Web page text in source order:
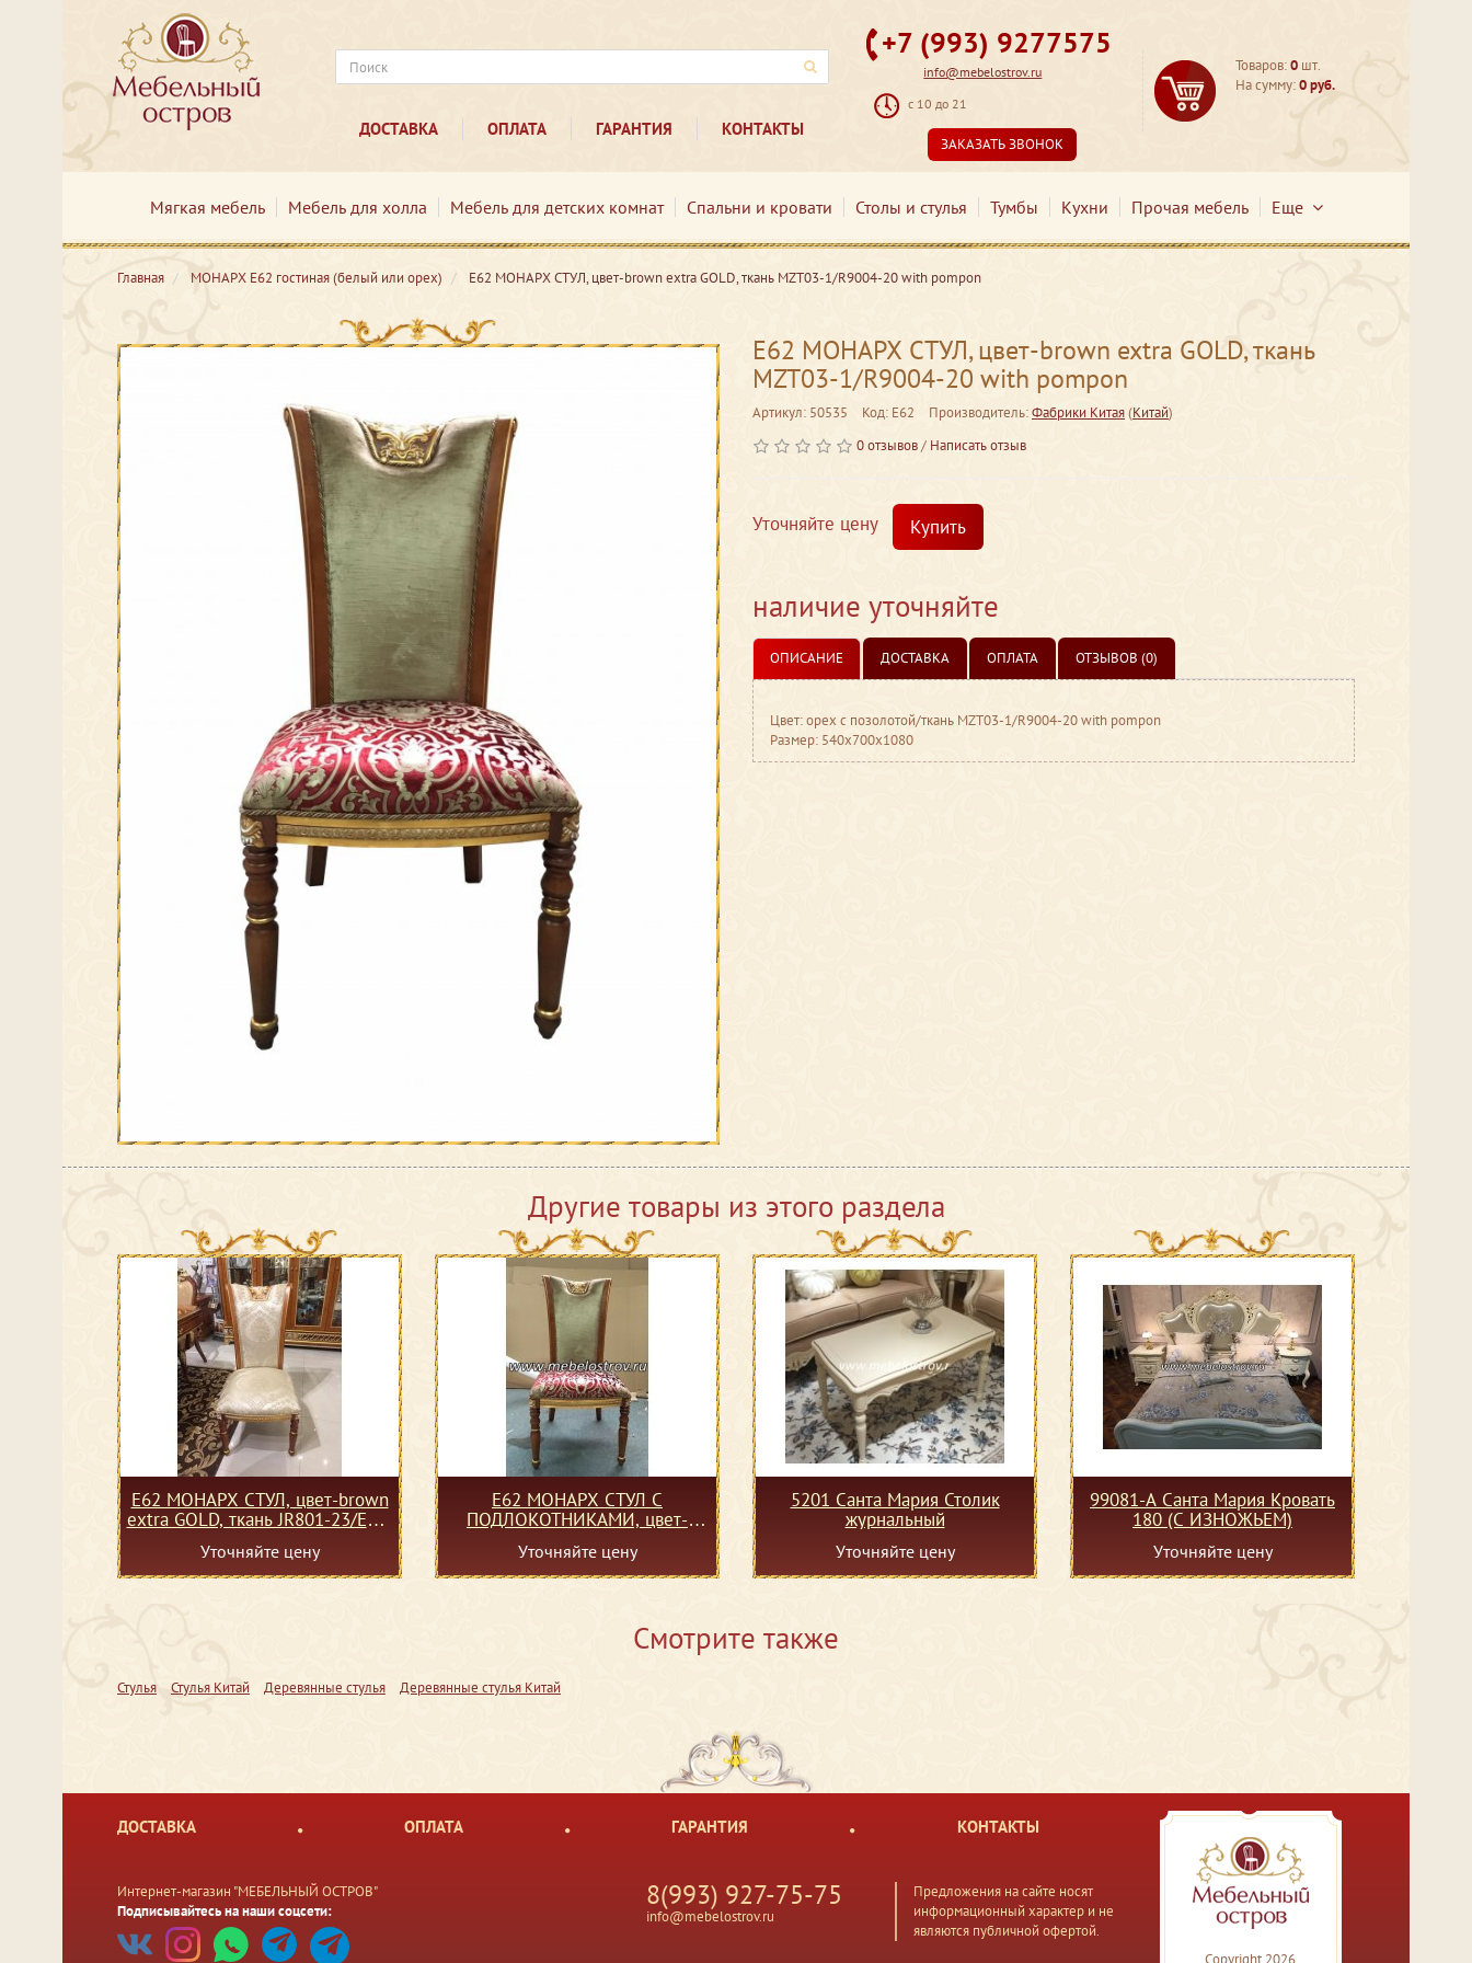
ДОСТАВКА ОПЛАТА ГАРАНТИЯ КОНТАКТЫ
+7 (993) 9277575
info@mebelostrov.ru
с 10 до 21
ЗАКАЗАТЬ ЗВОНОК
Товаров:0 шт.
На сумму:0 руб.
Мягкая мебель Мебель для холла Мебель для детских комнат Спальни и кровати Столы и стулья Тумбы Кухни Прочая мебель Еще
Главная МОНАРХ Е62 гостиная (белый или орех) Е62 МОНАРХ СТУЛ, цвет-brown extra GOLD, ткань MZT03-1/R9004-20 with pompon
Е62 МОНАРХ СТУЛ, цвет-brown extra GOLD, ткань
MZT03-1/R9004-20 with pompon
Артикул: 50535 Код: Е62 Производитель:Фабрики Китая(Китай)
0 отзывов/ Написать отзыв
Уточняйте цену Купить
наличие уточняйте
ОПИСАНИЕ ДОСТАВКА ОПЛАТА ОТЗЫВОВ (0)
Цвет: орех с позолотой/ткань MZT03-1/R9004-20 with pompon
Размер: 540x700x1080
Другие товары из этого раздела
Е62 МОНАРХ СТУЛ, цвет-brown
extra GOLD, ткань JR801-23/E66-
Уточняйте цену
Е62 МОНАРХ СТУЛ С
ПОДЛОКОТНИКАМИ, цвет-
1/R9004-20
Уточняйте цену
5201 Санта Мария Столик
журнальный
Уточняйте цену
99081-А Санта Мария Кровать
180 (С ИЗНОЖЬЕМ)
Уточняйте цену
Смотрите также
Стулья Стулья Китай Деревянные стулья Деревянные стулья Китай
ДОСТАВКА ОПЛАТА ГАРАНТИЯ КОНТАКТЫ
Интернет-магазин "МЕБЕЛЬНЫЙ ОСТРОВ"
Подписывайтесь на наши соцсети:
8(993) 927-75-75
info@mebelostrov.ru
Предложения на сайте носят
информационный характер и не
являются публичной офертой.